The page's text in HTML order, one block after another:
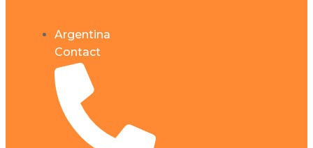
Argentina
Contact